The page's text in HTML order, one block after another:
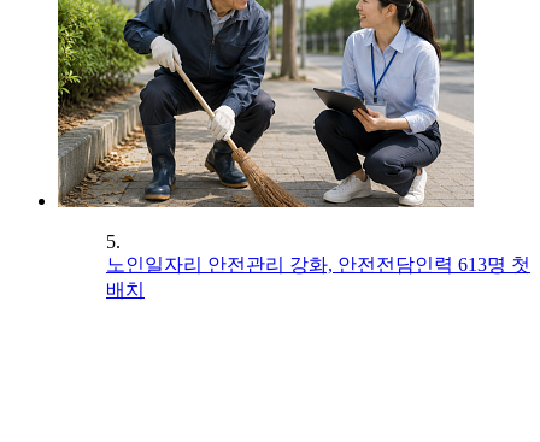
5.
노인일자리 안전관리 강화, 안전전담인력 613명 첫
배치